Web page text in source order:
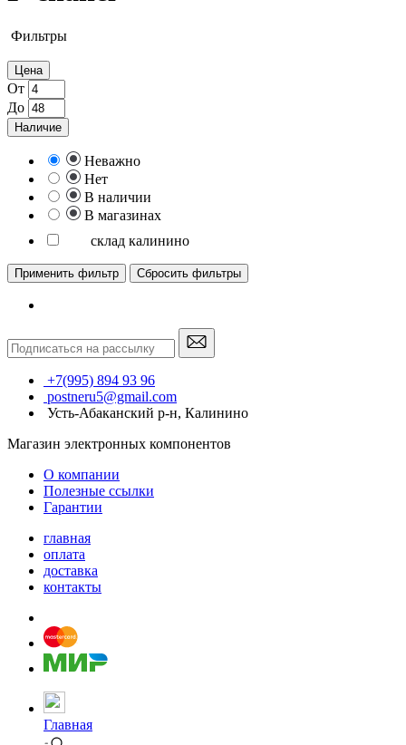
Фильтры
Цена
От
До
Наличие
Неважно
Нет
В наличии
В магазинах
склад калинино
Применить фильтр Сбросить фильтры
+7(995) 894 93 96
postneru5@gmail.com
Усть-Абаканский р-н, Калинино
Магазин электронных компонентов
О компании
Полезные ссылки
Гарантии
главная
оплата
доставка
контакты
Главная